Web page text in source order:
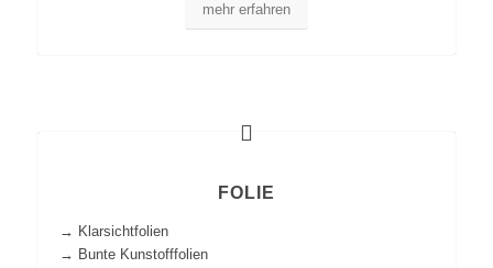
mehr erfahren
FOLIE
→ Klarsichtfolien
→ Bunte Kunstofffolien